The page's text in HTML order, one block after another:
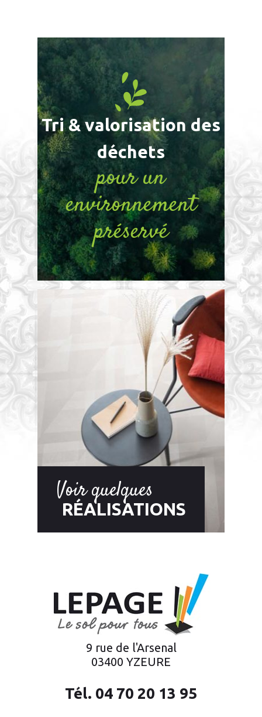
Tri & valorisation des
déchets
pour un
environnement
préservé
Voir quelques
RÉALISATIONS
9 rue de l'Arsenal
03400 YZEURE
Tél. 04 70 20 13 95